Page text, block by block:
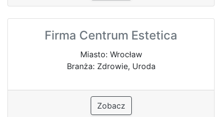
Firma Centrum Estetica
Miasto: Wrocław
Branża: Zdrowie, Uroda
Zobacz